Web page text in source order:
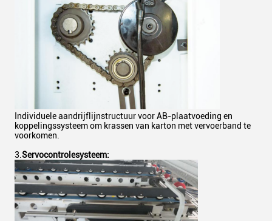
Individuele aandrijflijnstructuur voor AB-plaatvoeding en
koppelingssysteem om krassen van karton met vervoerband te
voorkomen.
3.Servocontrolesysteem: